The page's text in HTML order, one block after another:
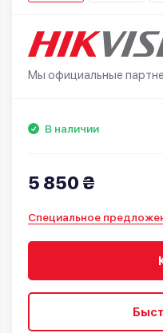
Мы официальные
В наличии
5 850 ₴
Специальное